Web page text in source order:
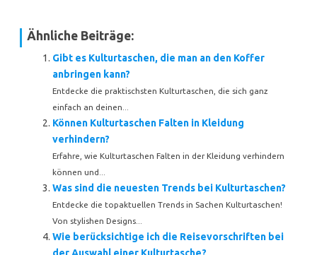
Ähnliche Beiträge:
Gibt es Kulturtaschen, die man an den Koffer
anbringen kann?
Entdecke die praktischsten Kulturtaschen, die sich ganz
einfach an deinen...
Können Kulturtaschen Falten in Kleidung
verhindern?
Erfahre, wie Kulturtaschen Falten in der Kleidung verhindern
können und...
Was sind die neuesten Trends bei Kulturtaschen?
Entdecke die topaktuellen Trends in Sachen Kulturtaschen!
Von stylishen Designs...
Wie berücksichtige ich die Reisevorschriften bei